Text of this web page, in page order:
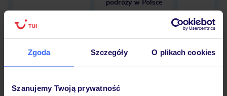
Zgoda Szczegóły O plikach cookies
Szanujemy Twoją prywatność
Hotel